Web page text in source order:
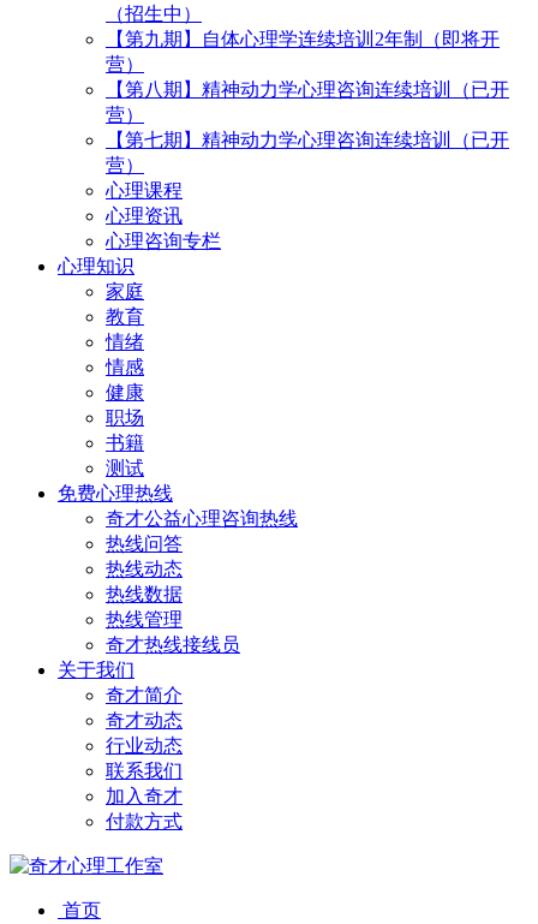
（招生中）
【第九期】自体心理学连续培训2年制（即将开
营）
【第八期】精神动力学心理咨询连续培训（已开
营）
【第七期】精神动力学心理咨询连续培训（已开
营）
心理课程
心理资讯
心理咨询专栏
心理知识
家庭
教育
情绪
情感
健康
职场
书籍
测试
免费心理热线
奇才公益心理咨询热线
热线问答
热线动态
热线数据
热线管理
奇才热线接线员
关于我们
奇才简介
奇才动态
行业动态
联系我们
加入奇才
付款方式
首页